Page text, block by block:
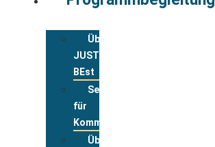
Über
JUST
BEst
Service
für
Kommunen
Über